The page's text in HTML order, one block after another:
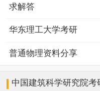
求解答
华东理工大学考研
普通物理资料分享
中国建筑科学研究院考